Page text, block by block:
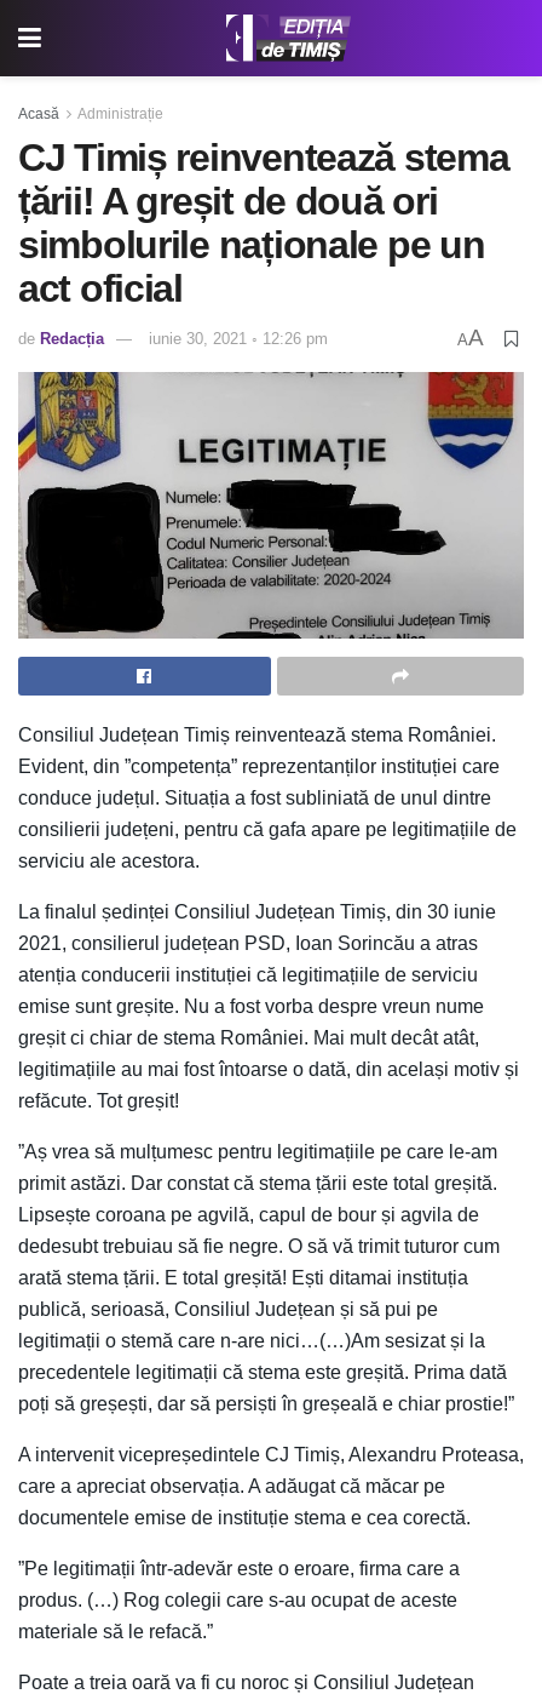
Acasă Administrație
CJ Timiș reinventează stema
țării! A greșit de două ori
simbolurile naționale pe un
act oficial
de Redacția iunie 30, 2021 ◦ 12:26 pm AA
Consiliul Județean Timiș reinventează stema României.
Evident, din ”competența” reprezentanților instituției care
conduce județul. Situația a fost subliniată de unul dintre
consilierii județeni, pentru că gafa apare pe legitimațiile de
serviciu ale acestora.
La finalul ședinței Consiliul Județean Timiș, din 30 iunie
2021, consilierul județean PSD, Ioan Sorincău a atras
atenția conducerii instituției că legitimațiile de serviciu
emise sunt greșite. Nu a fost vorba despre vreun nume
greșit ci chiar de stema României. Mai mult decât atât,
legitimațiile au mai fost întoarse o dată, din același motiv și
refăcute. Tot greșit!
”Aș vrea să mulțumesc pentru legitimațiile pe care le-am
primit astăzi. Dar constat că stema țării este total greșită.
Lipsește coroana pe agvilă, capul de bour și agvila de
dedesubt trebuiau să fie negre. O să vă trimit tuturor cum
arată stema țării. E total greșită! Ești ditamai instituția
publică, serioasă, Consiliul Județean și să pui pe
legitimații o stemă care n-are nici…(…)Am sesizat și la
precedentele legitimații că stema este greșită. Prima dată
poți să greșești, dar să persiști în greșeală e chiar prostie!”
A intervenit vicepreședintele CJ Timiș, Alexandru Proteasa,
care a apreciat observația. A adăugat că măcar pe
documentele emise de instituție stema e cea corectă.
”Pe legitimații într-adevăr este o eroare, firma care a
produs. (…) Rog colegii care s-au ocupat de aceste
materiale să le refacă.”
Poate a treia oară va fi cu noroc și Consiliul Județean